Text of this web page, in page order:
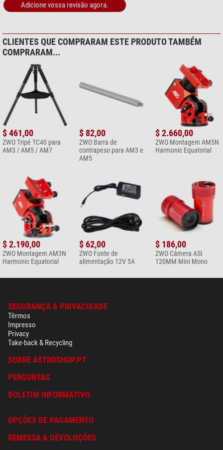
Adicione vossa revisão agora.
CLIENTES QUE COMPRARAM ESTE PRODUTO TAMBÉM
COMPRARAM...
$ 461,00
ZWO Tripé TC40 para
AM3 / AM5 / AM7
$ 82,00
ZWO Barra de
contrapeso para AM3 e
AM5
$ 2.660,00
ZWO Montagem AM5N
Harmonic Equatorial
$ 2.190,00
ZWO Montagem AM3N
Harmonic Equatorial
$ 62,00
ZWO Fonte de
alimentação 12V 5A
$ 186,00
ZWO Câmera ASI
120MM Mini Mono
SEGURANÇA & PRIVACIDADE
Têrmos
Impresso
Privacy
Take-back & Recycling
SOBRE ASTROSHOP.PT
PERGUNTAS
BOLETIM INFORMATIVO
OPÇÕES DE PAGAMENTO
REMESSA & DEVOLUÇÕES